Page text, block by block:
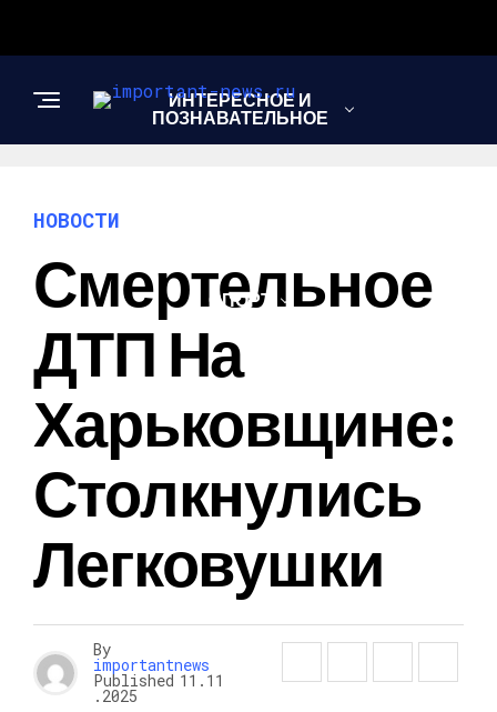
ИНТЕРЕСНОЕ И
ПОЗНАВАТЕЛЬНОЕ
СПОРТ
НОВОСТИ
Смертельное
ДТП На
Харьковщине:
Столкнулись
Легковушки
By
importantnews
Published 11.11
.2025